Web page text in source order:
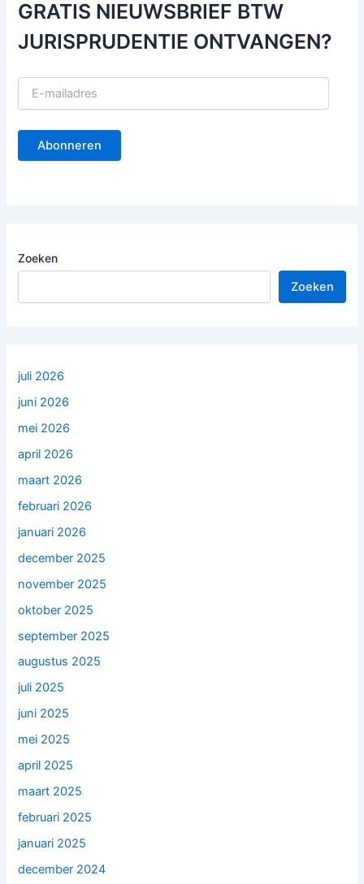
GRATIS NIEUWSBRIEF BTW
JURISPRUDENTIE ONTVANGEN?
E
a
l
Abonneren
Zoeken
Zoeken
juli 2026
juni 2026
mei 2026
april 2026
maart 2026
februari 2026
januari 2026
december 2025
november 2025
oktober 2025
september 2025
augustus 2025
juli 2025
juni 2025
mei 2025
april 2025
maart 2025
februari 2025
januari 2025
december 2024